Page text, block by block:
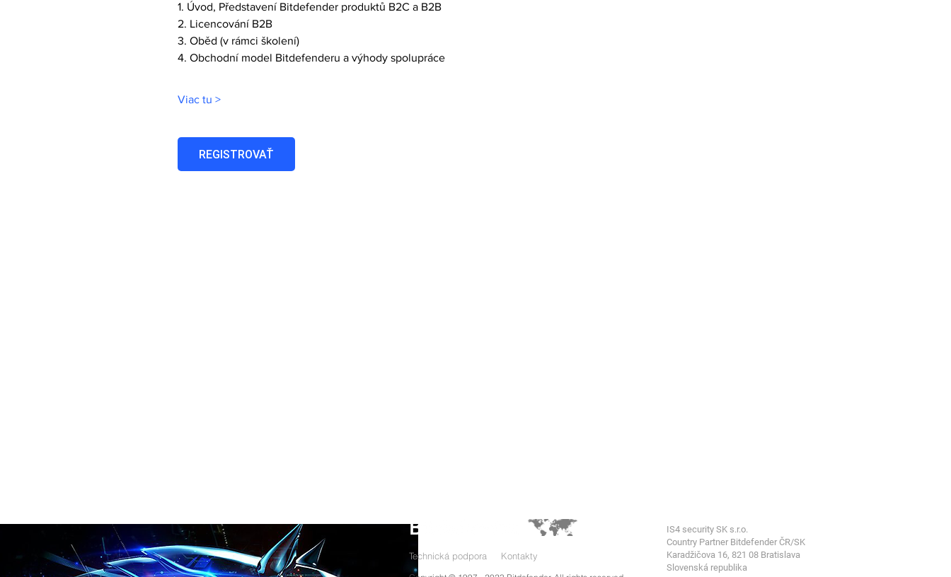
1. Úvod, Představení Bitdefender produktů B2C a B2B
2. Licencování B2B
3. Oběd (v rámci školení)
4. Obchodní model Bitdefenderu a výhody spolupráce
Viac tu >
REGISTROVAŤ
Technická podpora Kontakty
IS4 security SK s.r.o.
Country Partner Bitdefender ČR/SK
Karadžičova 16, 821 08 Bratislava
Slovenská republika